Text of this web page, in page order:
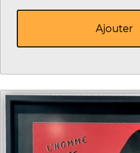
Ajouter